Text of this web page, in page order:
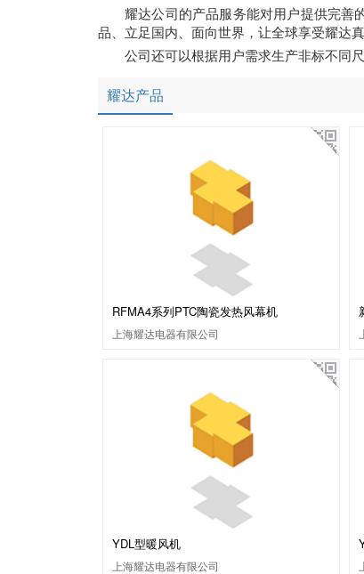
耀达公司的产品服务能对用户提供完善
品、立足国内、面向世界，让全球享受耀达真
公司还可以根据用户需求生产非标不同
耀达产品
RFMA4系列PTC陶瓷发热风幕机
上海耀达电器有限公司
YDL型暖风机
上海耀达电器有限公司